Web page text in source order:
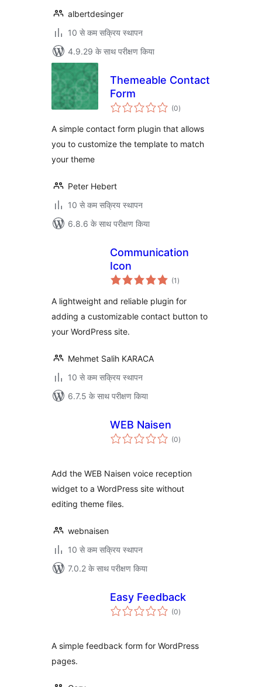
albertdesinger
10 से कम सक्रिय स्थापन
4.9.29 के साथ परीक्षण किया
Themeable Contact
Form
(0कुल
दर)
A simple contact form plugin that allows
you to customize the template to match
your theme
Peter Hebert
10 से कम सक्रिय स्थापन
6.8.6 के साथ परीक्षण किया
Communication
Icon
(1 कुल
दर)
A lightweight and reliable plugin for
adding a customizable contact button to
your WordPress site.
Mehmet Salih KARACA
10 से कम सक्रिय स्थापन
6.7.5 के साथ परीक्षण किया
WEB Naisen
(0कुल
दर)
Add the WEB Naisen voice reception
widget to a WordPress site without
editing theme files.
webnaisen
10 से कम सक्रिय स्थापन
7.0.2 के साथ परीक्षण किया
Easy Feedback
(0कुल
दर)
A simple feedback form for WordPress
pages.